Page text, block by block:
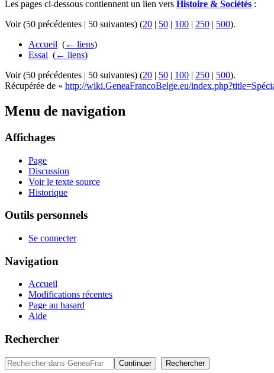
Les pages ci-dessous contiennent un lien vers Histoire & Sociétés :
Voir (50 précédentes | 50 suivantes) (20 | 50 | 100 | 250 | 500).
Accueil (← liens)
Essai (← liens)
Voir (50 précédentes | 50 suivantes) (20 | 50 | 100 | 250 | 500).
Récupérée de « http://wiki.GeneaFrancoBelge.eu/
Menu de navigation
Affichages
Page
Discussion
Voir le texte source
Historique
Outils personnels
Se connecter
Navigation
Accueil
Modifications récentes
Page au hasard
Aide
Rechercher